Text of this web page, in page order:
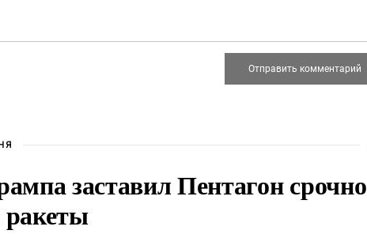
заставил Пентагон срочно